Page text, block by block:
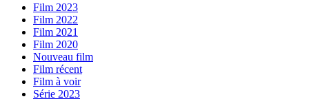
Film 2023
Film 2022
Film 2021
Film 2020
Nouveau film
Film récent
Film à voir
Série 2023